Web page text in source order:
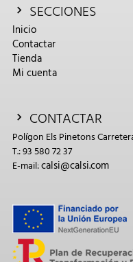
SECCIONES
Inicio
Contactar
Tienda
Mi cuenta
CONTACTAR
Polígon Els Pinetons
T.: 93 580 72 37
E-mail:calsi@calsi.com